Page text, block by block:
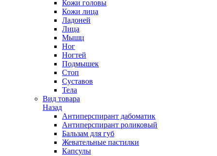
Кожи головы
Кожи лица
Ладоней
Лица
Мышц
Ног
Ногтей
Подмышек
Стоп
Суставов
Тела
Вид товара
Назад
Антиперспирант дабоматик
Антиперспирант роликовый
Бальзам для губ
Жевательные пастилки
Капсулы